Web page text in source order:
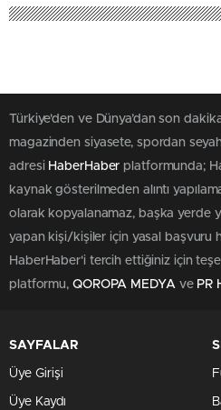
Türkiye'den ve Dünya’dan son
magazinden siyasete, spordan
adresi HaberHaber platformunda;
kaynak gösterilmeden alıntı
olarak kopyalanamaz, başka yerde
yapan kişi/kişiler için yasal başvuru
HaberHaber'i tercih ettiğiniz için
platformu, QOROPA MEDYAve PR
SAYFALAR
Üye Girişi
Üye Kaydı